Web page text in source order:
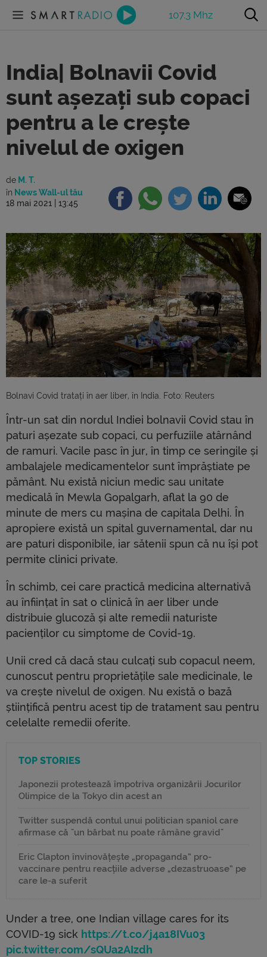
107.3 Mhz
India| Bolnavii Covid
sunt așezați sub copaci
pentru a le crește
nivelul de oxigen
de M. T.
în News Wall-ul tău
18 mai 2021 | 13:45
Bolnavi Covid tratați în aer liber, în India. Foto: Reuters
Într-un sat din nordul Indiei bolnavii Covid stau în
paturi așezate sub copaci, cu perfuziile atârnând
de ramuri. Vacile pasc în jur, în timp ce seringile și
ambalajele medicamentelor sunt împrăștiate pe
pământ. Nu există niciun medic sau unitate
medicală în Mewla Gopalgarh, aflat la 90 de
minute de mers cu mașina de capitala Delhi. În
apropiere există un spital guvernamental, dar nu
are paturi disponibile, iar sătenii spun că nu își pot
permite clinici private.
În schimb, cei care practică medicina alternativă
au înființat în sat o clinică în aer liber unde
distribuie glucoză și alte remedii naturiste
pacienților cu simptome de Covid-19.
Unii cred că dacă stau culcați sub copacul neem,
cunoscut pentru proprietățile sale medicinale, le
va crește nivelul de oxigen. Nu există o bază
științifică pentru acest tip de tratament sau pentru
celelalte remedii oferite.
TOP STORIES
Japonezii protestează împotriva organizării Jocurilor
Olimpice de la Tokyo din acest an
Twitter suspendă contul unui politician spaniol care
afirmase că "un bărbat nu poate rămâne gravid"
Eric Clapton învinovățește „propaganda” pro-
vaccinare pentru reacțiile adverse „dezastruoase” pe
care le-a suferit
Under a tree, one Indian village cares for its
COVID-19 sick https://t.co/j4a18IVu03
pic.twitter.com/sQUa2AIzdh